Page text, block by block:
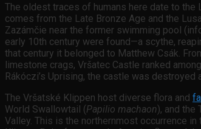
The oldest traces of humans here date to
comes from the Late Bronze Age and the
Zazámčie near the former swimming pool
early 10th century were found—a scythe,
that century it belonged to Matthew Csák.
limestone crags, Vršatec Castle ranked
Rákóczi’s Uprising, the castle was destroyed
The Vršatské Klippen host diverse flora and
World Swallowtail (Papilio machaon), and the
Valley. This is the northernmost occurrence